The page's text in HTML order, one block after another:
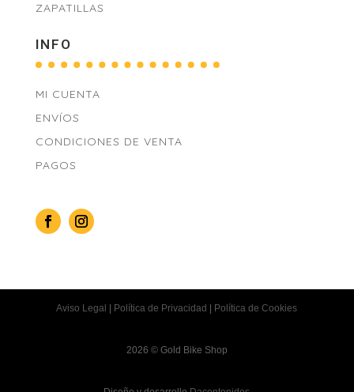
ZAPATILLAS
INFO
MI CUENTA
ENVÍOS
CONDICIONES DE VENTA
PAGOS
Aviso Legal Política de Privacidad Política de Cookies
2026 © Gold Bike Shop